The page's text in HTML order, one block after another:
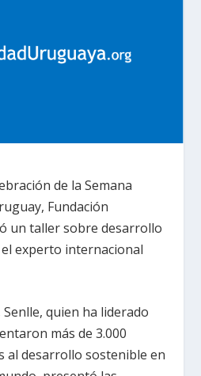
de la Semana
Fundación
un taller sobre desarrollo
experto internacional
quien ha liderado
más de 3.000
al desarrollo sostenible en